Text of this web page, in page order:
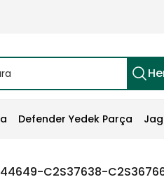
Defender Yedek Parça
C2S37638-